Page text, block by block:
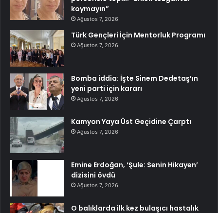
koymayın”
Ağustos 7, 2026
Türk Gençleri İçin Mentorluk Programı
Ağustos 7, 2026
Bomba iddia: İşte Sinem Dedetaş’ın
yeni parti için kararı
Ağustos 7, 2026
Kamyon Yaya Üst Geçidine Çarptı
Ağustos 7, 2026
Emine Erdoğan, ‘Şule: Senin Hikayen’
dizisini övdü
Ağustos 7, 2026
O balıklarda ilk kez bulaşıcı hastalık